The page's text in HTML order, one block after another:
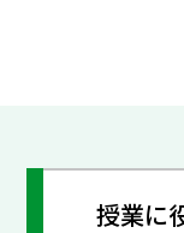
授業に